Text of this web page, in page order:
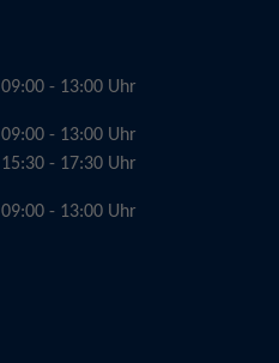
09:00 - 13:00 Uhr
09:00 - 13:00 Uhr
15:30 - 17:30 Uhr
09:00 - 13:00 Uhr